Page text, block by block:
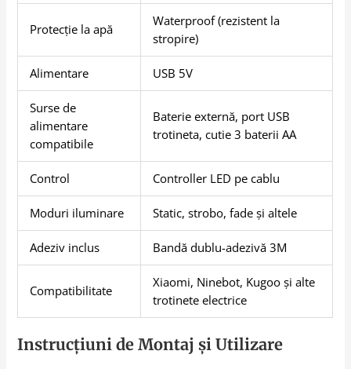
Protecție la apă
Waterproof (rezistent la
stropire)
Alimentare USB 5V
Surse de
alimentare
compatibile
Baterie externă, port USB
trotineta, cutie 3 baterii AA
Control Controller LED pe cablu
Moduri iluminare Static, strobo, fade și altele
Adeziv inclus Bandă dublu-adezivă 3M
Compatibilitate
Xiaomi, Ninebot, Kugoo și alte
trotinete electrice
Instrucțiuni de Montaj și Utilizare